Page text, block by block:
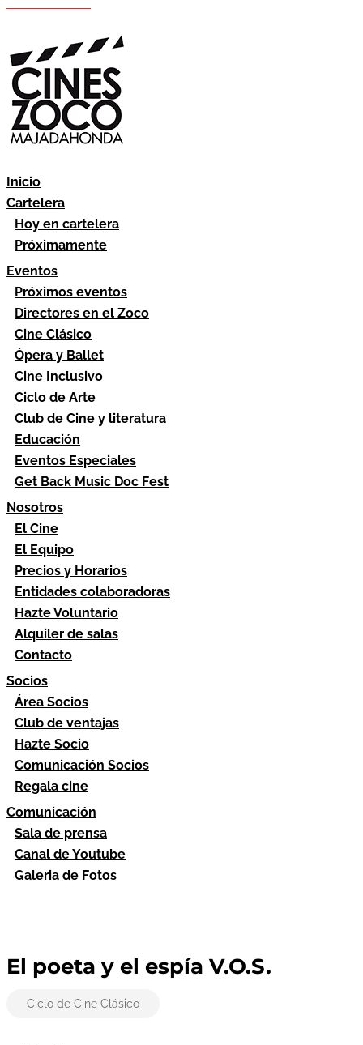
Inicio
Cartelera
Hoy en cartelera
Próximamente
Eventos
Próximos eventos
Directores en el Zoco
Cine Clásico
Ópera y Ballet
Cine Inclusivo
Ciclo de Arte
Club de Cine y literatura
Educación
Eventos Especiales
Get Back Music Doc Fest
Nosotros
El Cine
El Equipo
Precios y Horarios
Entidades colaboradoras
Hazte Voluntario
Alquiler de salas
Contacto
Socios
Área Socios
Club de ventajas
Hazte Socio
Comunicación Socios
Regala cine
Comunicación
Sala de prensa
Canal de Youtube
Galeria de Fotos
El poeta y el espía V.O.S.
Ciclo de Cine Clásico